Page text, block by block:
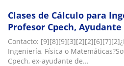
Clases de Cálculo para
Profesor Cpech,
de Estudiantes (UTFSM,
Contacto:
Ingeniería, Física o
Cpech, ex-ayudante de...